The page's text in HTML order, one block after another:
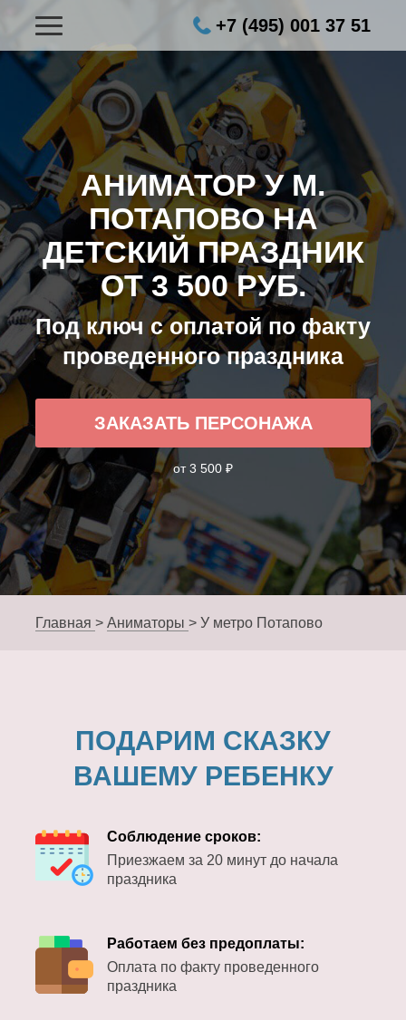
+7 (495) 001 37 51
АНИМАТОР У М.
ПОТАПОВО НА
ДЕТСКИЙ ПРАЗДНИК
ОТ 3 500 РУБ.
Под ключ с оплатой по факту
проведенного праздника
ЗАКАЗАТЬ ПЕРСОНАЖА
от 3 500 ₽
Главная > Аниматоры > У метро Потапово
ПОДАРИМ СКАЗКУ
ВАШЕМУ РЕБЕНКУ
Соблюдение сроков:
Приезжаем за 20 минут до начала
праздника
Работаем без предоплаты:
Оплата по факту проведенного
праздника